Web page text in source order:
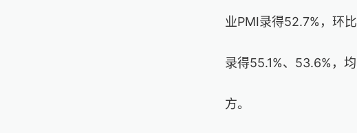
业PMI录得52.7%，环
录得55.1%、53.6%，
方。